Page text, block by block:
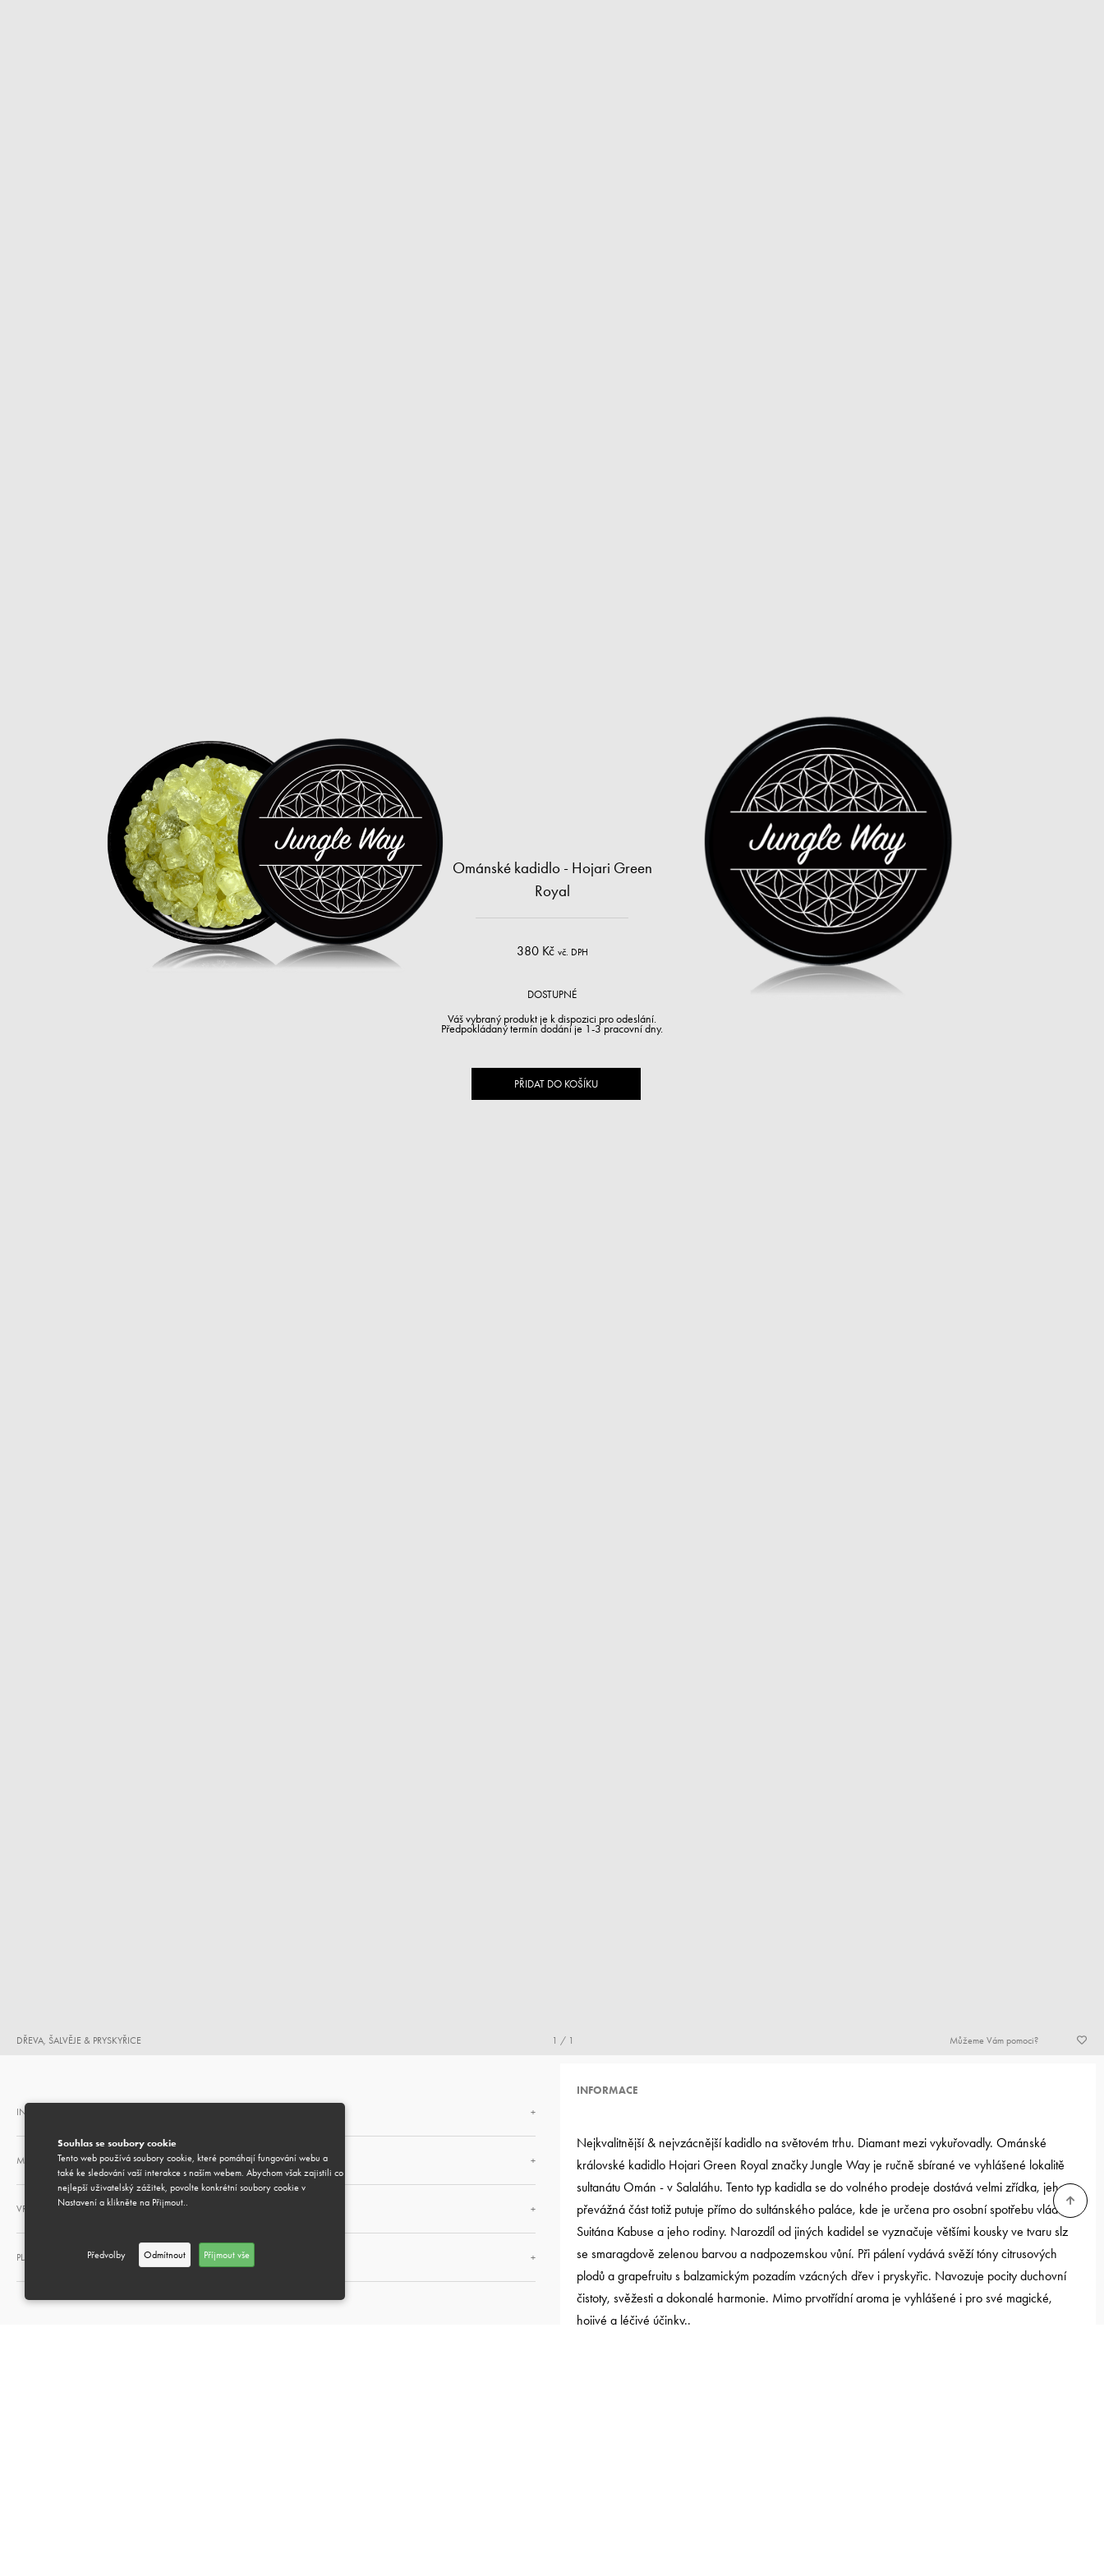
Souhlas se soubory cookie
Tento web používá soubory cookie, které pomáhají fungování webu a
také ke sledování vaší interakce s naším webem. Abychom však zajistili co
nejlepší uživatelský zážitek, povolte konkrétní soubory cookie v
Nastavení a klikněte na Přijmout..
Předvolby Odmítnout Příjmout vše
1 / 1
Ománské kadidlo - Hojari Green
Royal
380 Kč vč. DPH
DOSTUPNÉ
Váš vybraný produkt je k dispozici pro odeslání.
Předpokládaný termín dodání je 1-3 pracovní dny.
PŘIDAT DO KOŠÍKU
DŘEVA, ŠALVĚJE & PRYSKYŘICE Můžeme Vám pomoci?
INFORMACE O DOPRAVĚ +
MOŽNOST DÁRKOVÉHO BALENÍ +
VRÁCENÍ A VÝMĚNA +
PLATEBNÍ METODY +
INFORMACE
Nejkvalitnější & nejvzácnější kadidlo na světovém trhu. Diamant mezi vykuřovadly. Ománské
královské kadidlo Hojari Green Royal značky Jungle Way je ručně sbírané ve vyhlášené lokalitě
sultanátu Omán - v Salaláhu. Tento typ kadidla se do volného prodeje dostává velmi zřídka, jeho
převážná část totiž putuje přímo do sultánského paláce, kde je určena pro osobní spotřebu vládce
Suitána Kabuse a jeho rodiny. Narozdíl od jiných kadidel se vyznačuje většími kousky ve tvaru slz
se smaragdově zelenou barvou a nadpozemskou vůní. Při pálení vydává svěží tóny citrusových
plodů a grapefruitu s balzamickým pozadím vzácných dřev i pryskyřic. Navozuje pocity duchovní
čistoty, svěžesti a dokonalé harmonie. Mimo prvotřídní aroma je vyhlášené i pro své magické,
hojivé a léčivé účinky..